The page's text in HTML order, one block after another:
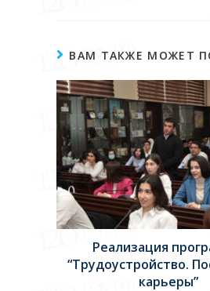
ВАМ ТАКЖЕ МОЖЕТ
Реализация
“Трудоустройство.
карьеры”